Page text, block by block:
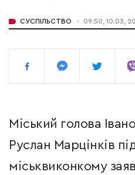
СУСПІЛЬСТВО 09:50, 10.03,
Міський голова
Руслан Марцінків
міськвиконкому